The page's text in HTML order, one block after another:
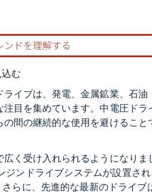
む
イブは、発電、金属鉱業、石
目を集めています。中電圧ド
間の継続的な使用を避けるこ
く受け入れられるようになり
ンドライブシステムが設置さ
らに、先進的な最新のドライ